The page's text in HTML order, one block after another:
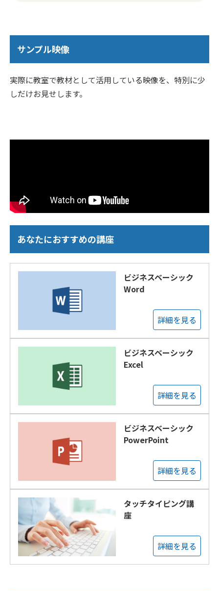
サンプル映像
実際に教室で教材として活用している映像を、特別に少
しだけお見せします。
あなたにおすすめの講座
ビジネスベーシック
Word
詳細を見る
ビジネスベーシック
Excel
詳細を見る
ビジネスベーシック
PowerPoint
詳細を見る
タッチタイピング講
座
詳細を見る